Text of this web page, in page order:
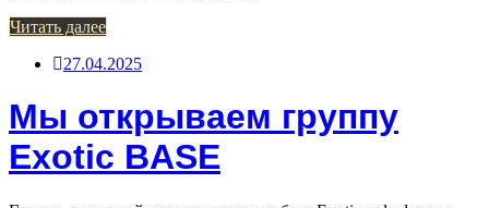
Читать далее
27.04.2025
Мы открываем группу
Exotic BASE